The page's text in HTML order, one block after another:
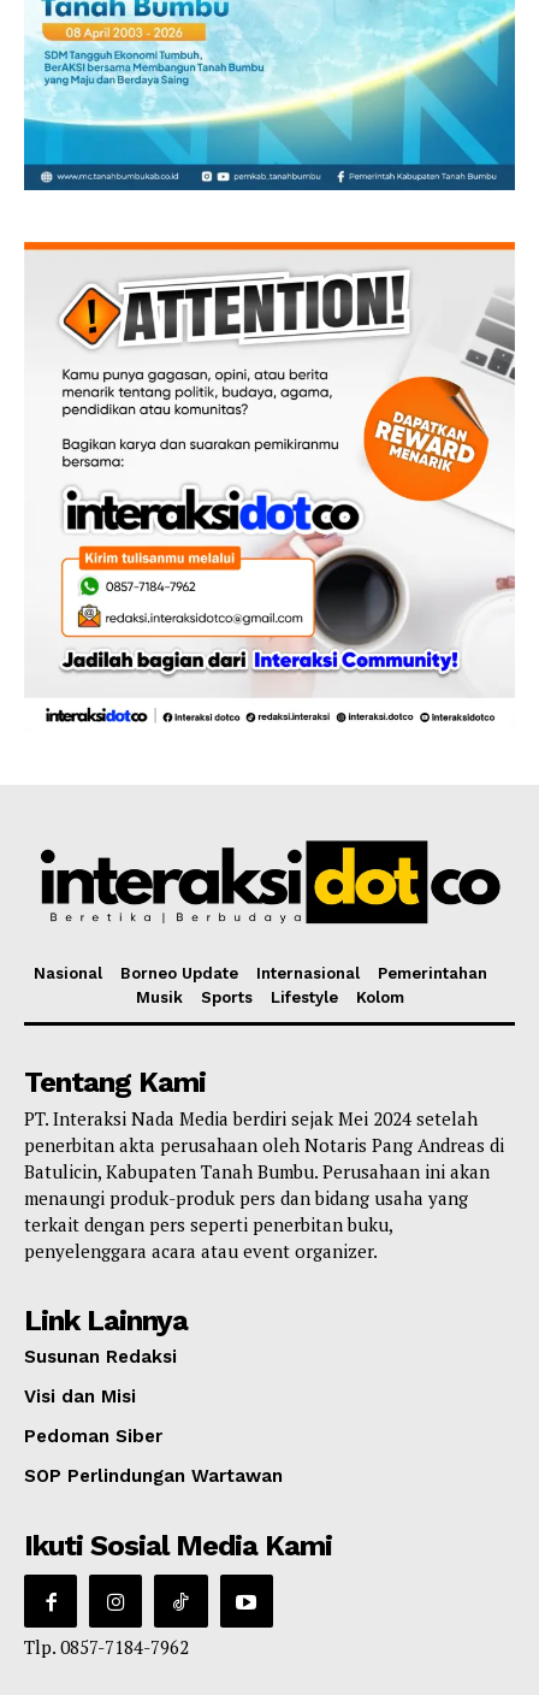
Nasional Borneo Update Internasional
Pemerintahan
Musik
Sports Lifestyle Kolom
Tentang Kami
PT. Interaksi Nada Media berdiri sejak Mei 2024 setelah
penerbitan akta perusahaan oleh Notaris Pang Andreas di
Batulicin, Kabupaten Tanah Bumbu. Perusahaan ini akan
menaungi produk-produk pers dan bidang usaha yang
terkait dengan pers seperti penerbitan buku,
penyelenggara acara atau event organizer.
Link Lainnya
Susunan Redaksi
Visi dan Misi
Pedoman Siber
SOP Perlindungan Wartawan
Ikuti Sosial Media Kami
Tlp. 0857-7184-7962